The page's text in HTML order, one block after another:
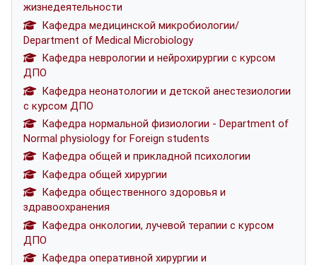
жизнедеятельности
Кафедра медицинской микробиологии/
Department of Medical Microbiology
Кафедра неврологии и нейрохирургии с курсом
ДПО
Кафедра неонатологии и детской анестезиологии
с курсом ДПО
Кафедра нормальной физиологии - Department of
Normal physiology for Foreign students
Кафедра общей и прикладной психологии
Кафедра общей хирургии
Кафедра общественного здоровья и
здравоохранения
Кафедра онкологии, лучевой терапии с курсом
ДПО
Кафедра оперативной хирургии и